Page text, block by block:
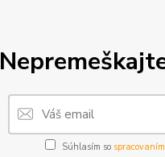
Súhlasím so